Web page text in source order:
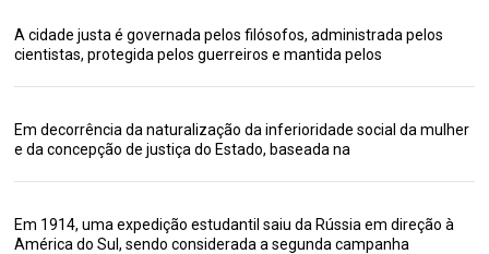
A cidade justa é governada pelos filósofos, administrada pelos
cientistas, protegida pelos guerreiros e mantida pelos
Em decorrência da naturalização da inferioridade social da mulher
e da concepção de justiça do Estado, baseada na
Em 1914, uma expedição estudantil saiu da Rússia em direção à
América do Sul, sendo considerada a segunda campanha